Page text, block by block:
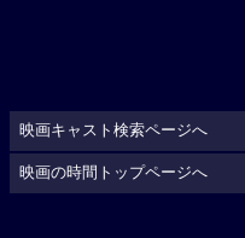
映画キャスト検索ページへ
映画の時間トップページへ